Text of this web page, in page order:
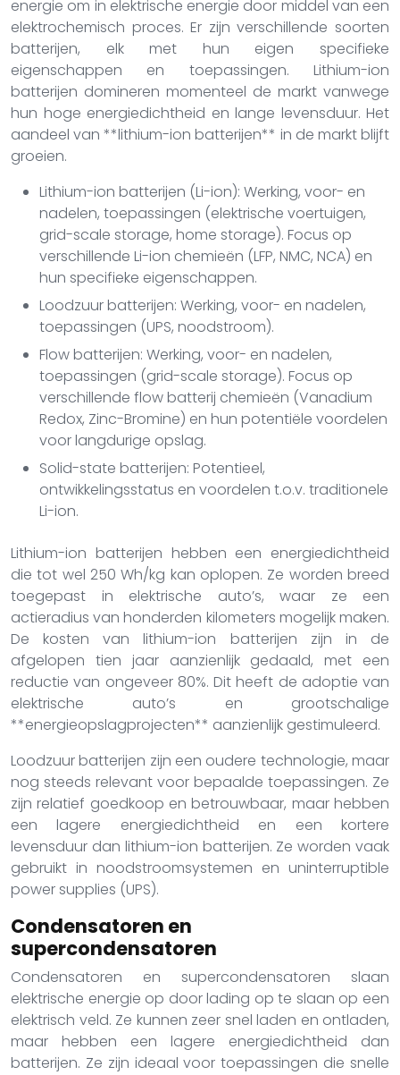
energie om in elektrische energie door middel van een
elektrochemisch proces. Er zijn verschillende soorten
batterijen, elk met hun eigen specifieke
eigenschappen en toepassingen. Lithium-ion
batterijen domineren momenteel de markt vanwege
hun hoge energiedichtheid en lange levensduur. Het
aandeel van **lithium-ion batterijen** in de markt blijft
groeien.
Lithium-ion batterijen (Li-ion): Werking, voor- en
nadelen, toepassingen (elektrische voertuigen,
grid-scale storage, home storage). Focus op
verschillende Li-ion chemieën (LFP, NMC, NCA) en
hun specifieke eigenschappen.
Loodzuur batterijen: Werking, voor- en nadelen,
toepassingen (UPS, noodstroom).
Flow batterijen: Werking, voor- en nadelen,
toepassingen (grid-scale storage). Focus op
verschillende flow batterij chemieën (Vanadium
Redox, Zinc-Bromine) en hun potentiële voordelen
voor langdurige opslag.
Solid-state batterijen: Potentieel,
ontwikkelingsstatus en voordelen t.o.v. traditionele
Li-ion.
Lithium-ion batterijen hebben een energiedichtheid
die tot wel 250 Wh/kg kan oplopen. Ze worden breed
toegepast in elektrische auto’s, waar ze een
actieradius van honderden kilometers mogelijk maken.
De kosten van lithium-ion batterijen zijn in de
afgelopen tien jaar aanzienlijk gedaald, met een
reductie van ongeveer 80%. Dit heeft de adoptie van
elektrische auto’s en grootschalige
**energieopslagprojecten** aanzienlijk gestimuleerd.
Loodzuur batterijen zijn een oudere technologie, maar
nog steeds relevant voor bepaalde toepassingen. Ze
zijn relatief goedkoop en betrouwbaar, maar hebben
een lagere energiedichtheid en een kortere
levensduur dan lithium-ion batterijen. Ze worden vaak
gebruikt in noodstroomsystemen en uninterruptible
power supplies (UPS).
Condensatoren en
supercondensatoren
Condensatoren en supercondensatoren slaan
elektrische energie op door lading op te slaan op een
elektrisch veld. Ze kunnen zeer snel laden en ontladen,
maar hebben een lagere energiedichtheid dan
batterijen. Ze zijn ideaal voor toepassingen die snelle